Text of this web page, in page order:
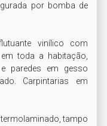
por bomba de
vinílico com
toda a habitação,
paredes em gesso
Carpintarias em
tampo